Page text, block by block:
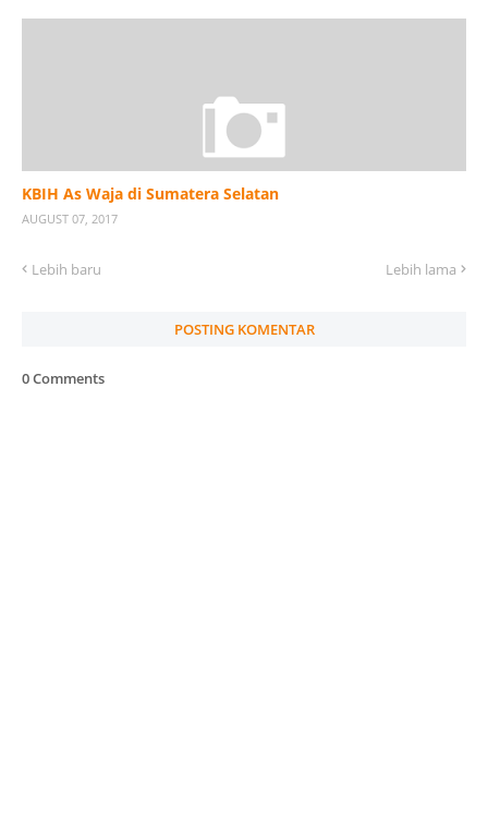
KBIH As Waja di Sumatera Selatan
AUGUST 07, 2017
Lebih baru Lebih lama
POSTING KOMENTAR
0 Comments